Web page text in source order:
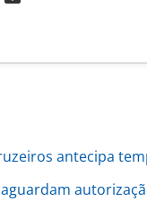
antecipa